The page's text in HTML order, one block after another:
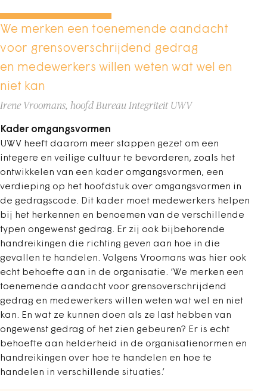
We merken een toenemende aandacht
voor grensoverschrijdend gedrag
en medewerkers willen weten wat wel en
niet kan
Irene Vroomans, hoofd Bureau Integriteit UWV
Kader omgangsvormen
UWV heeft daarom meer stappen gezet om een
integere en veilige cultuur te bevorderen, zoals het
ontwikkelen van een kader omgangsvormen, een
verdieping op het hoofdstuk over omgangsvormen in
de gedragscode. Dit kader moet medewerkers helpen
bij het herkennen en benoemen van de verschillende
typen ongewenst gedrag. Er zij ook bijbehorende
handreikingen die richting geven aan hoe in die
gevallen te handelen. Volgens Vroomans was hier ook
echt behoefte aan in de organisatie. ‘We merken een
toenemende aandacht voor grensoverschrijdend
gedrag en medewerkers willen weten wat wel en niet
kan. En wat ze kunnen doen als ze last hebben van
ongewenst gedrag of het zien gebeuren? Er is echt
behoefte aan helderheid in de organisatienormen en
handreikingen over hoe te handelen en hoe te
handelen in verschillende situaties.’